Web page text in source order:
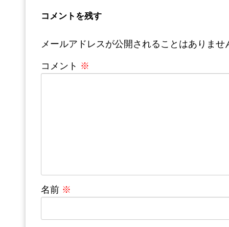
コメントを残す
メールアドレスが公開されることはありませ
コメント ※
名前 ※